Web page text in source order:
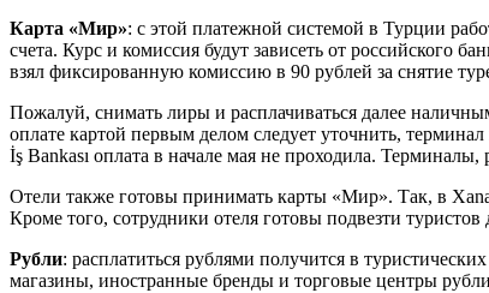
Карта «Мир»: с этой платежной системой в Турции
счета. Курс и комиссия будут зависеть от российского
взял фиксированную комиссию в 90 рублей за снятие
Пожалуй, снимать лиры и расплачиваться далее
оплате картой первым делом следует уточнить,
İş Bankası оплата в начале мая не проходила.
Отели также готовы принимать карты «Мир». Так, в
Кроме того, сотрудники отеля готовы подвезти
Рубли: расплатиться рублями получится в
магазины, иностранные бренды и торговые центры